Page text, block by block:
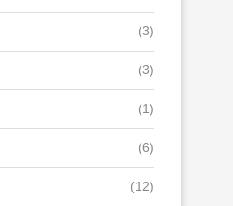
(3)
(3)
(1)
(6)
(12)